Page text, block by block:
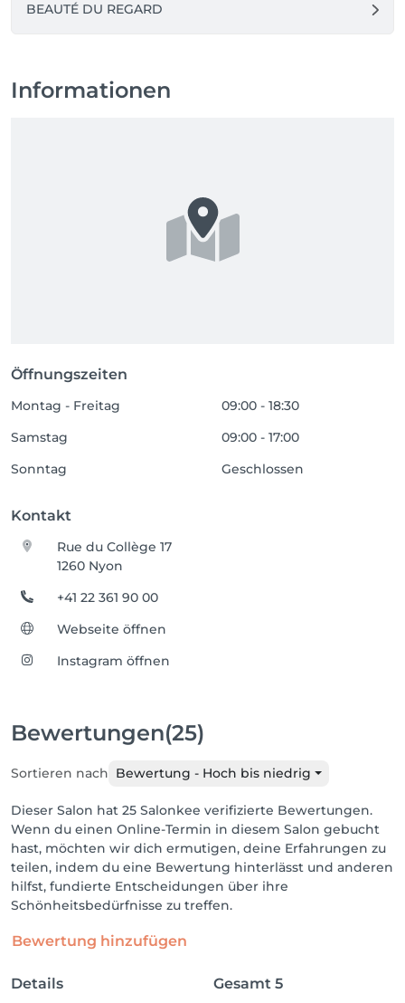
BEAUTÉ DU REGARD
Informationen
Öffnungszeiten
Montag - Freitag
09:00 - 18:30
Samstag
09:00 - 17:00
Sonntag
Geschlossen
Kontakt
Rue du Collège 17
1260 Nyon
+41 22 361 90 00
Webseite öffnen
Instagram öffnen
Bewertungen(25)
Sortieren nach Bewertung - Hoch bis niedrig
Dieser Salon hat 25 Salonkee verifizierte Bewertungen.
Wenn du einen Online-Termin in diesem Salon gebucht
hast, möchten wir dich ermutigen, deine Erfahrungen zu
teilen, indem du eine Bewertung hinterlässt und anderen
hilfst, fundierte Entscheidungen über ihre
Schönheitsbedürfnisse zu treffen.
Bewertung hinzufügen
Details Gesamt 5